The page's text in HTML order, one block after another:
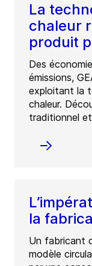
La
chaleur
produit
Des
émissions,
exploitant la
chaleur.
traditionnel
la
Un fabricant
modèle